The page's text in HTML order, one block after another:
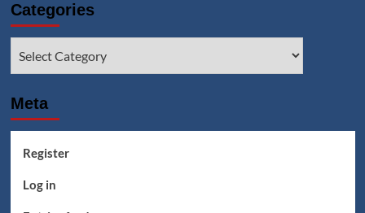
Categories
Meta
Register
Log in